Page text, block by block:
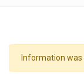
Information